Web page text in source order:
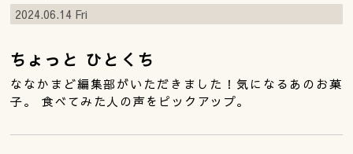
2024.06.14 Fri
ちょっと ひとくち
ななかまど編集部がいただきました！気になるあのお菓
子。 食べてみた人の声をピックアップ。